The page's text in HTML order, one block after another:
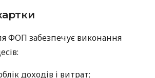
ФОП забезпечує виконання
доходів і витрат;